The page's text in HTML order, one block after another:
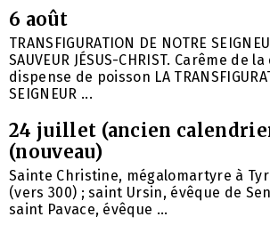
6 août
TRANSFIGURATION DE NOTRE
SAUVEUR JÉSUS-CHRIST. Carême de
dispense de poisson LA
SEIGNEUR ...
24 juillet (ancien
(nouveau)
Sainte Christine, mégalomartyre à
(vers 300) ; saint Ursin, évêque de
saint Pavace, évêque ...